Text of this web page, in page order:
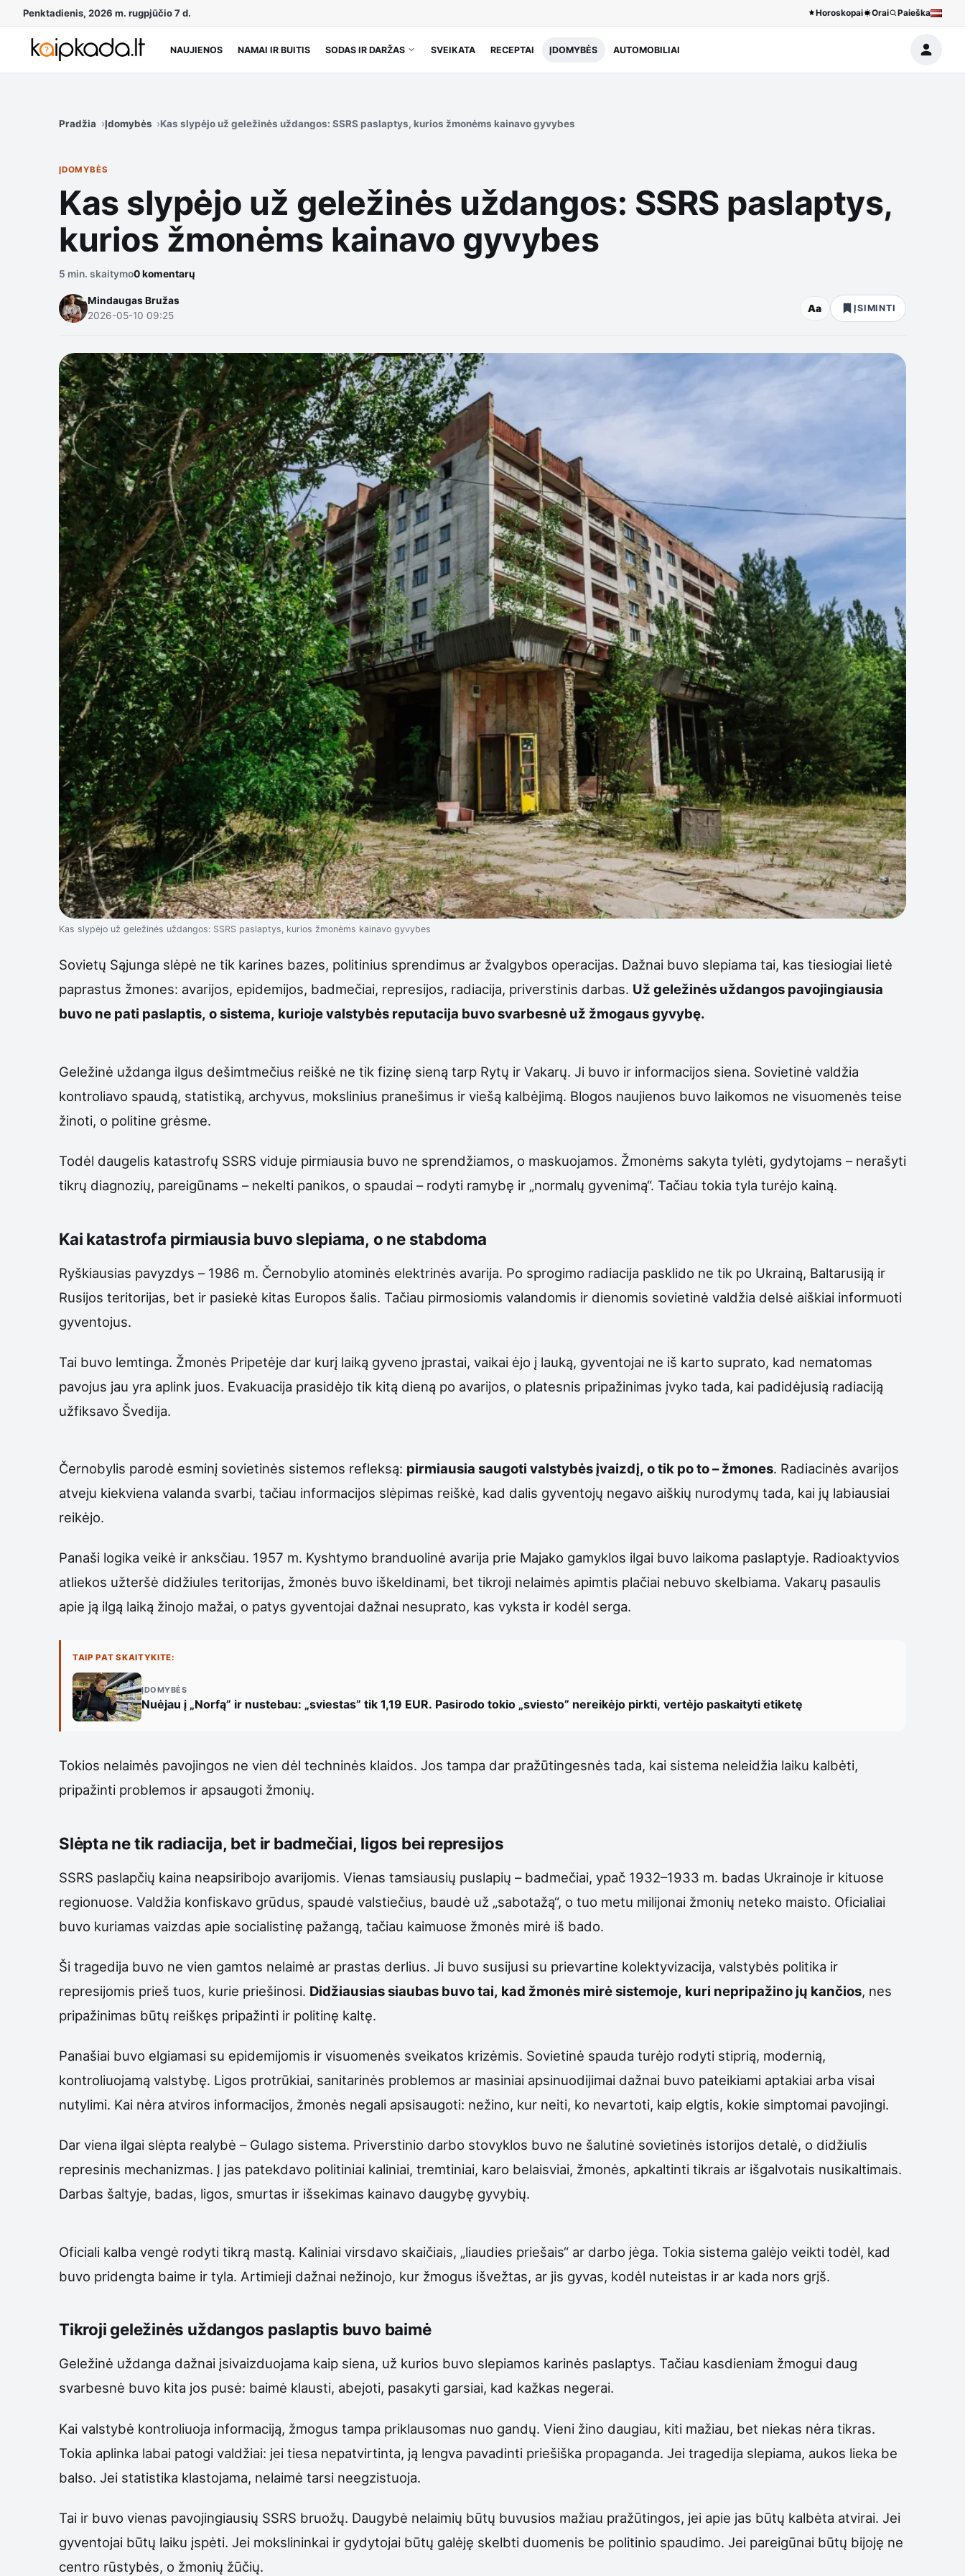
Penktadienis, 2026 m. rugpjūčio 7 d. Horoskopai Orai Paieška
NAUJIENOS NAMAI IR BUITIS SODAS IR DARŽAS SVEIKATA RECEPTAI ĮDOMYBĖS AUTOMOBILIAI
Pradžia Įdomybės Kas slypėjo už geležinės uždangos: SSRS paslaptys, kurios žmonėms kainavo gyvybes
ĮDOMYBĖS
Kas slypėjo už geležinės uždangos: SSRS paslaptys,
kurios žmonėms kainavo gyvybes
5 min. skaitymo0 komentarų
Mindaugas Bružas
2026-05-10 09:25
Aa ĮSIMINTI
Kas slypėjo už geležinės uždangos: SSRS paslaptys, kurios žmonėms kainavo gyvybes
Sovietų Sąjunga slėpė ne tik karines bazes, politinius sprendimus ar žvalgybos operacijas. Dažnai buvo slepiama tai, kas tiesiogiai lietė
paprastus žmones: avarijos, epidemijos, badmečiai, represijos, radiacija, priverstinis darbas. Už geležinės uždangos pavojingiausia
buvo ne pati paslaptis, o sistema, kurioje valstybės reputacija buvo svarbesnė už žmogaus gyvybę.
Geležinė uždanga ilgus dešimtmečius reiškė ne tik fizinę sieną tarp Rytų ir Vakarų. Ji buvo ir informacijos siena. Sovietinė valdžia
kontroliavo spaudą, statistiką, archyvus, mokslinius pranešimus ir viešą kalbėjimą. Blogos naujienos buvo laikomos ne visuomenės teise
žinoti, o politine grėsme.
Todėl daugelis katastrofų SSRS viduje pirmiausia buvo ne sprendžiamos, o maskuojamos. Žmonėms sakyta tylėti, gydytojams – nerašyti
tikrų diagnozių, pareigūnams – nekelti panikos, o spaudai – rodyti ramybę ir „normalų gyvenimą“. Tačiau tokia tyla turėjo kainą.
Kai katastrofa pirmiausia buvo slepiama, o ne stabdoma
Ryškiausias pavyzdys – 1986 m. Černobylio atominės elektrinės avarija. Po sprogimo radiacija pasklido ne tik po Ukrainą, Baltarusiją ir
Rusijos teritorijas, bet ir pasiekė kitas Europos šalis. Tačiau pirmosiomis valandomis ir dienomis sovietinė valdžia delsė aiškiai informuoti
gyventojus.
Tai buvo lemtinga. Žmonės Pripetėje dar kurį laiką gyveno įprastai, vaikai ėjo į lauką, gyventojai ne iš karto suprato, kad nematomas
pavojus jau yra aplink juos. Evakuacija prasidėjo tik kitą dieną po avarijos, o platesnis pripažinimas įvyko tada, kai padidėjusią radiaciją
užfiksavo Švedija.
Černobylis parodė esminį sovietinės sistemos refleksą: pirmiausia saugoti valstybės įvaizdį, o tik po to – žmones. Radiacinės avarijos
atveju kiekviena valanda svarbi, tačiau informacijos slėpimas reiškė, kad dalis gyventojų negavo aiškių nurodymų tada, kai jų labiausiai
reikėjo.
Panaši logika veikė ir anksčiau. 1957 m. Kyshtymo branduolinė avarija prie Majako gamyklos ilgai buvo laikoma paslaptyje. Radioaktyvios
atliekos užteršė didžiules teritorijas, žmonės buvo iškeldinami, bet tikroji nelaimės apimtis plačiai nebuvo skelbiama. Vakarų pasaulis
apie ją ilgą laiką žinojo mažai, o patys gyventojai dažnai nesuprato, kas vyksta ir kodėl serga.
TAIP PAT SKAITYKITE:
ĮDOMYBĖS
Nuėjau į „Norfą” ir nustebau: „sviestas” tik 1,19 EUR. Pasirodo tokio „sviesto” nereikėjo pirkti, vertėjo paskaityti etiketę
Tokios nelaimės pavojingos ne vien dėl techninės klaidos. Jos tampa dar pražūtingesnės tada, kai sistema neleidžia laiku kalbėti,
pripažinti problemos ir apsaugoti žmonių.
Slėpta ne tik radiacija, bet ir badmečiai, ligos bei represijos
SSRS paslapčių kaina neapsiribojo avarijomis. Vienas tamsiausių puslapių – badmečiai, ypač 1932–1933 m. badas Ukrainoje ir kituose
regionuose. Valdžia konfiskavo grūdus, spaudė valstiečius, baudė už „sabotažą“, o tuo metu milijonai žmonių neteko maisto. Oficialiai
buvo kuriamas vaizdas apie socialistinę pažangą, tačiau kaimuose žmonės mirė iš bado.
Ši tragedija buvo ne vien gamtos nelaimė ar prastas derlius. Ji buvo susijusi su prievartine kolektyvizacija, valstybės politika ir
represijomis prieš tuos, kurie priešinosi. Didžiausias siaubas buvo tai, kad žmonės mirė sistemoje, kuri nepripažino jų kančios, nes
pripažinimas būtų reiškęs pripažinti ir politinę kaltę.
Panašiai buvo elgiamasi su epidemijomis ir visuomenės sveikatos krizėmis. Sovietinė spauda turėjo rodyti stiprią, modernią,
kontroliuojamą valstybę. Ligos protrūkiai, sanitarinės problemos ar masiniai apsinuodijimai dažnai buvo pateikiami aptakiai arba visai
nutylimi. Kai nėra atviros informacijos, žmonės negali apsisaugoti: nežino, kur neiti, ko nevartoti, kaip elgtis, kokie simptomai pavojingi.
Dar viena ilgai slėpta realybė – Gulago sistema. Priverstinio darbo stovyklos buvo ne šalutinė sovietinės istorijos detalė, o didžiulis
represinis mechanizmas. Į jas patekdavo politiniai kaliniai, tremtiniai, karo belaisviai, žmonės, apkaltinti tikrais ar išgalvotais nusikaltimais.
Darbas šaltyje, badas, ligos, smurtas ir išsekimas kainavo daugybę gyvybių.
Oficiali kalba vengė rodyti tikrą mastą. Kaliniai virsdavo skaičiais, „liaudies priešais“ ar darbo jėga. Tokia sistema galėjo veikti todėl, kad
buvo pridengta baime ir tyla. Artimieji dažnai nežinojo, kur žmogus išvežtas, ar jis gyvas, kodėl nuteistas ir ar kada nors grįš.
Tikroji geležinės uždangos paslaptis buvo baimė
Geležinė uždanga dažnai įsivaizduojama kaip siena, už kurios buvo slepiamos karinės paslaptys. Tačiau kasdieniam žmogui daug
svarbesnė buvo kita jos pusė: baimė klausti, abejoti, pasakyti garsiai, kad kažkas negerai.
Kai valstybė kontroliuoja informaciją, žmogus tampa priklausomas nuo gandų. Vieni žino daugiau, kiti mažiau, bet niekas nėra tikras.
Tokia aplinka labai patogi valdžiai: jei tiesa nepatvirtinta, ją lengva pavadinti priešiška propaganda. Jei tragedija slepiama, aukos lieka be
balso. Jei statistika klastojama, nelaimė tarsi neegzistuoja.
Tai ir buvo vienas pavojingiausių SSRS bruožų. Daugybė nelaimių būtų buvusios mažiau pražūtingos, jei apie jas būtų kalbėta atvirai. Jei
gyventojai būtų laiku įspėti. Jei mokslininkai ir gydytojai būtų galėję skelbti duomenis be politinio spaudimo. Jei pareigūnai būtų bijoję ne
centro rūstybės, o žmonių žūčių.